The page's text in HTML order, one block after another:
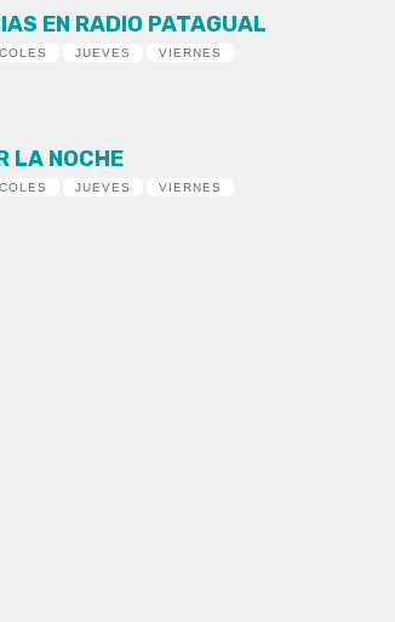
EN RADIO PATAGUAL
JUEVES
VIERNES
LA NOCHE
JUEVES
VIERNES